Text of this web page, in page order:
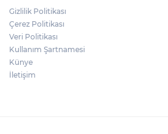
Gizlilik Politikası
Çerez Politikası
Veri Politikası
Kullanım Şartnamesi
Künye
İletişim